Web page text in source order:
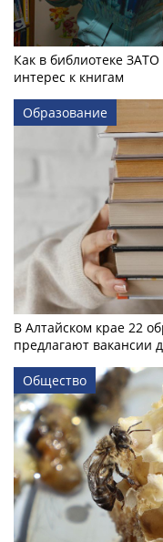
Как в библиотеке
интерес к книгам
Образование
В Алтайском крае 22
предлагают вакансии
Общество